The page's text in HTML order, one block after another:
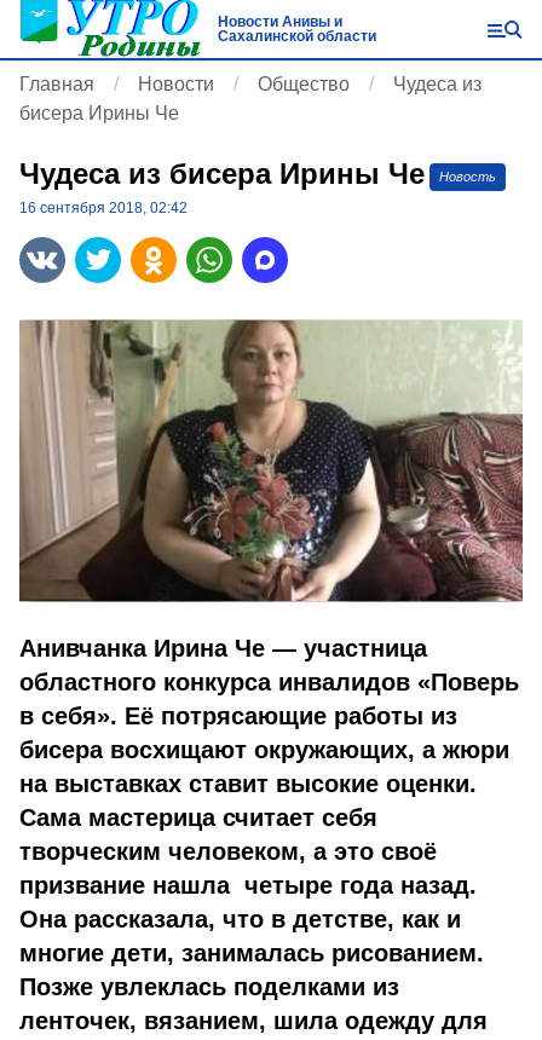
Новости Анивы и
Сахалинской области
Главная Новости Общество
Чудеса из
бисера Ирины Че
Чудеса из бисера Ирины Че Новость
16 сентября 2018, 02:42
Анивчанка Ирина Че — участница
областного конкурса инвалидов «Поверь
в себя». Её потрясающие работы из
бисера восхищают окружающих, а жюри
на выставках ставит высокие оценки.
Сама мастерица считает себя
творческим человеком, а это своё
призвание нашла четыре года назад.
Она рассказала, что в детстве, как и
многие дети, занималась рисованием.
Позже увлеклась поделками из
ленточек, вязанием, шила одежду для